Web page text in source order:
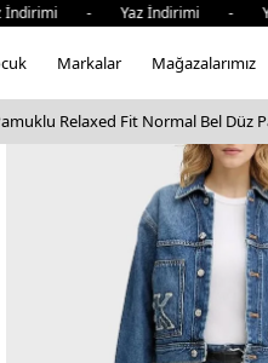
- Yaz İndirimi -
Markalar Mağazalarımız
Relaxed Fit Normal Bel Düz